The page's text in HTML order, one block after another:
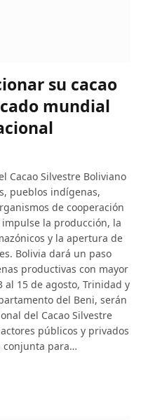
su cacao
mundial
Cacao Silvestre Boliviano
pueblos indígenas,
de cooperación
la producción, la
y la apertura de
Bolivia dará un paso
productivas con mayor
al 15 de agosto, Trinidad y
del Beni, serán
del Cacao Silvestre
públicos y privados
conjunta para…